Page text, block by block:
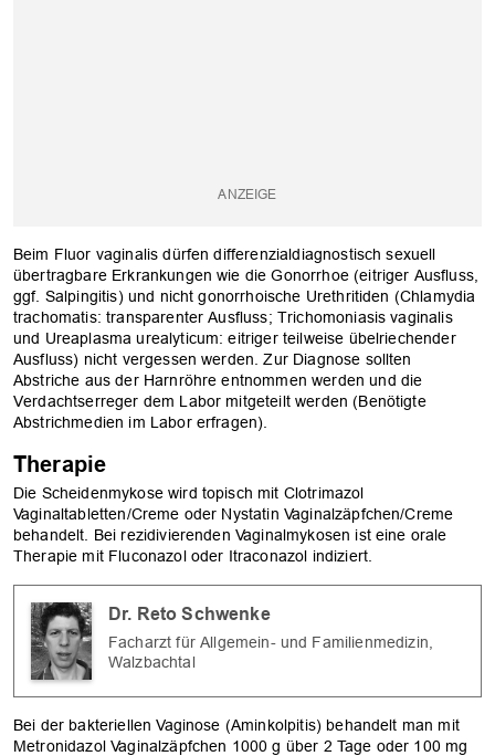
Beim Fluor vaginalis dürfen differenzialdiagnostisch sexuell
übertragbare Erkrankungen wie die Gonorrhoe (eitriger Ausfluss,
ggf. Salpingitis) und nicht gonorrhoische Urethritiden (Chlamydia
trachomatis: transparenter Ausfluss; Trichomoniasis vaginalis
und Urea­plasma urealyticum: eitriger teilweise übelriechender
Ausfluss) nicht vergessen werden. Zur Diagnose sollten
Abstriche aus der Harnröhre entnommen werden und die
Verdachtserreger dem Labor mitgeteilt werden (Benötigte
Abstrichmedien im Labor erfragen).
Therapie
Die Scheidenmykose wird topisch mit ­Clotrimazol
Vaginaltabletten/Creme oder Nystatin Vaginalzäpfchen/Creme
behandelt. Bei rezidivierenden Vaginalmykosen ist eine orale
Therapie mit Fluconazol oder Itraconazol indiziert.
Dr. Reto Schwenke
Facharzt für Allgemein- und Familienmedizin,
Walzbachtal
Bei der bakteriellen Vaginose (Aminkolpitis) behandelt man mit
Metronidazol Vaginalzäpfchen 1000 g über 2 Tage oder 100 mg